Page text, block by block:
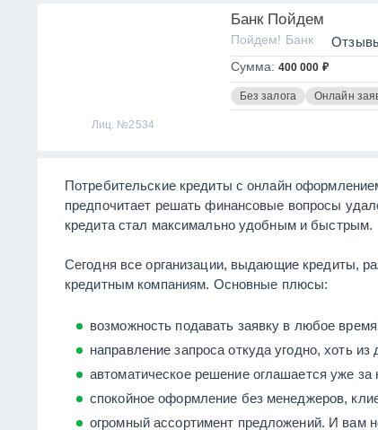
Лиц. №2534
Банк Пойдем
Пойдем! Банк
Сумма: 400 000 ₽
Без залога Онлайн
Потребительские кредиты с онлайн
предпочитает решать финансовые вопросы
кредита стал максимально удобным и быстрым.
Сегодня все организации, выдающие кредиты,
кредитным компаниям. Основные плюсы:
возможность подавать заявку в любое
направление запроса откуда угодно, хоть
автоматическое решение оглашается уже
спокойное оформление без менеджеров,
огромный ассортимент предложений. И вам